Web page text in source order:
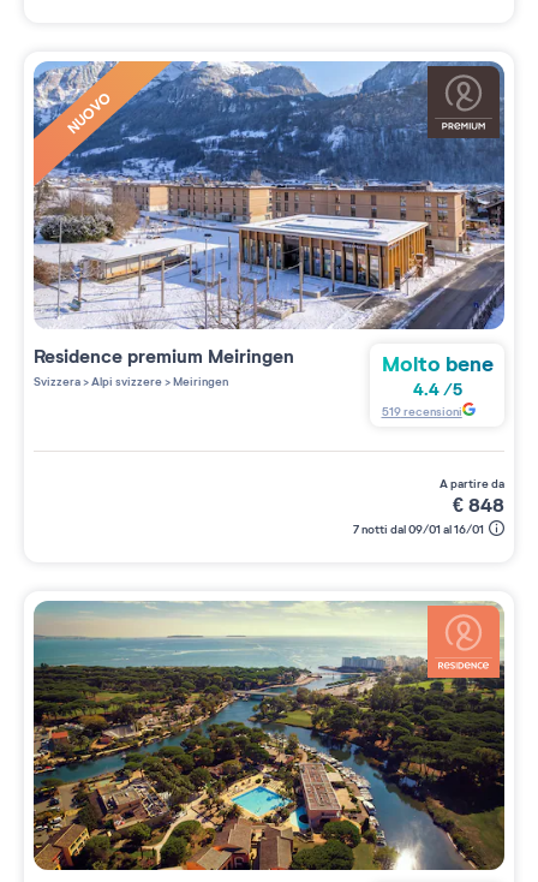
NUOVO
Residence premium Meiringen
Svizzera>Alpi svizzere>Meiringen
Molto bene
4.4/5
519recensioni
a partire da
€848
7 notti dal 09/01 al 16/01